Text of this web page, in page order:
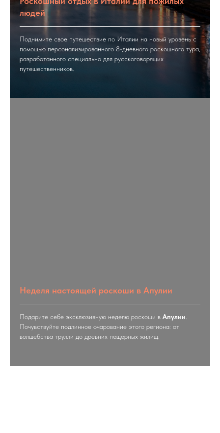
людей
Поднимите свое путешествие по Италии на новый уровень с
помощью персонализированного 8-дневного роскошного тура,
разработанного специально для русскоговорящих
путешественников.
Неделя настоящей роскоши в Апулии
Подарите себе эксклюзивную неделю роскоши в Апулии
Почувствуйте подлинное очарование этого региона: от
волшебства трулли до древних пещерных жилищ.